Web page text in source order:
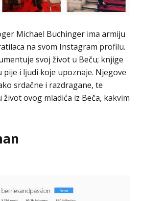
Michael Buchinger ima armiju
na svom Instagram profilu.
svoj život u Beču; knjige
i ljudi koje upoznaje. Njegove
srdačne i razdragane, te
ovog mladića iz Beča, kakvim